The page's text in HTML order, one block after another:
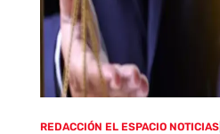
REDACCIÓN EL ESPACIO NOTICIAS|